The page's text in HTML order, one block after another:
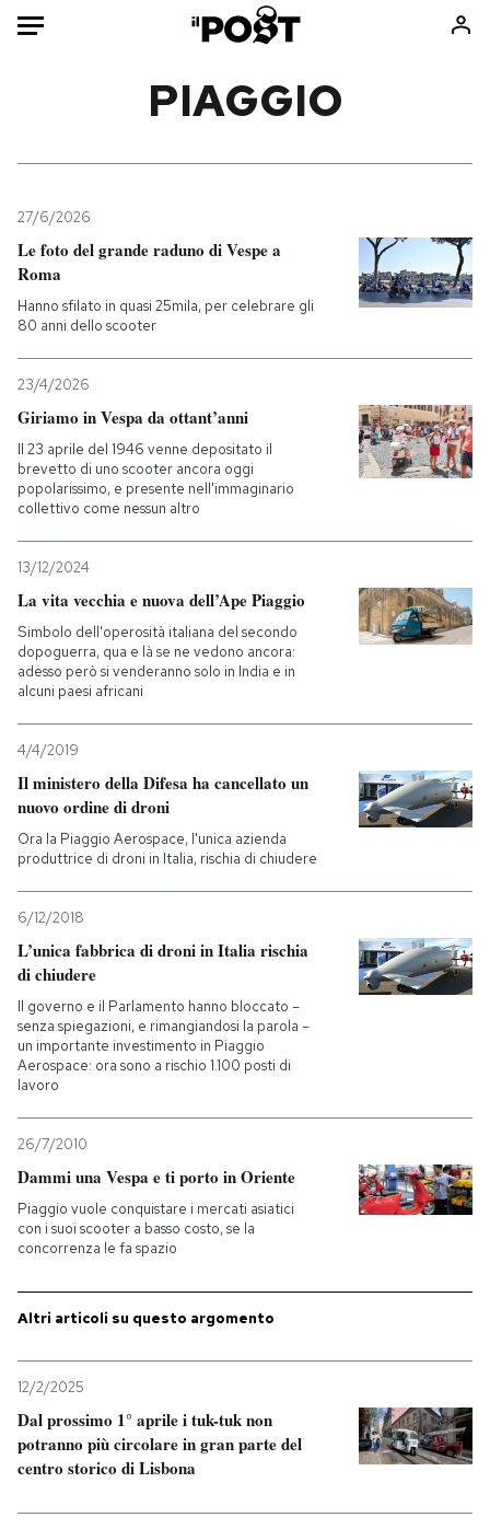
Mondo
Politica
Internet
Consumismi
Ok Boomer!
Mondiali calcio 2026
NEWSLETTER
I MIEI PREFERITI
SHOP
AREA PERSONALE
Entra
PIAGGIO
27/6/2026
Le foto del grande raduno di Vespe a
Roma
Hanno sfilato in quasi 25mila, per celebrare gli
80 anni dello scooter
23/4/2026
Giriamo in Vespa da ottant’anni
Il 23 aprile del 1946 venne depositato il
brevetto di uno scooter ancora oggi
popolarissimo, e presente nell'immaginario
collettivo come nessun altro
13/12/2024
La vita vecchia e nuova dell’Ape Piaggio
Simbolo dell'operosità italiana del secondo
dopoguerra, qua e là se ne vedono ancora:
adesso però si venderanno solo in India e in
alcuni paesi africani
4/4/2019
Il ministero della Difesa ha cancellato un
nuovo ordine di droni
Ora la Piaggio Aerospace, l'unica azienda
produttrice di droni in Italia, rischia di chiudere
6/12/2018
L’unica fabbrica di droni in Italia rischia
di chiudere
Il governo e il Parlamento hanno bloccato –
senza spiegazioni, e rimangiandosi la parola –
un importante investimento in Piaggio
Aerospace: ora sono a rischio 1.100 posti di
lavoro
26/7/2010
Dammi una Vespa e ti porto in Oriente
Piaggio vuole conquistare i mercati asiatici
con i suoi scooter a basso costo, se la
concorrenza le fa spazio
Altri articoli su questo argomento
12/2/2025
Dal prossimo 1° aprile i tuk-tuk non
potranno più circolare in gran parte del
centro storico di Lisbona